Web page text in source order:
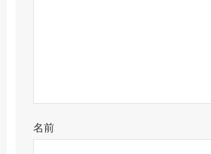
名前